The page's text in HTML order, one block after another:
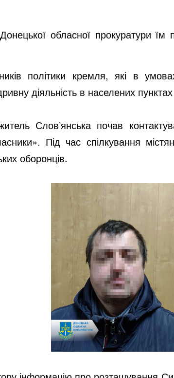
обласної прокуратури
політики кремля, які в
діяльність в населених
Слов’янська почав
Під час спілкування
оборонців.